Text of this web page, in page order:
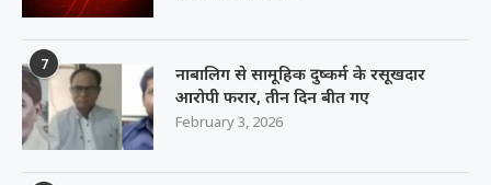
7
नाबालिग से सामूहिक दुष्कर्म के रसूखदार
आरोपी फरार, तीन दिन बीत गए
February 3, 2026